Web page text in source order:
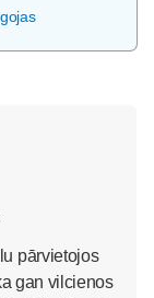
pārvietojos
gan vilcienos